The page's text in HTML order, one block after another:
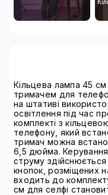
Кільцева лампа 45
тримачем для
на штативі
освітлення під час
комплекті з
телефону, який
тримач можна
6,5 дюйма.
струму
кнопок, розміщених
входить до
см для селфі